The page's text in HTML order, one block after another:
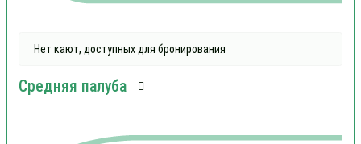
Нет кают, доступных для бронирования
Средняя палуба